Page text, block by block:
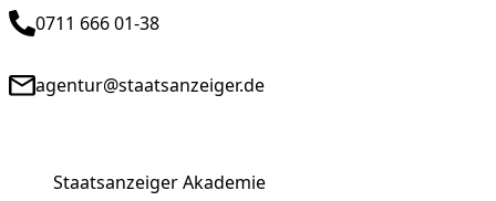
0711 666 01-38
agentur@staatsanzeiger.de
Staatsanzeiger Akademie